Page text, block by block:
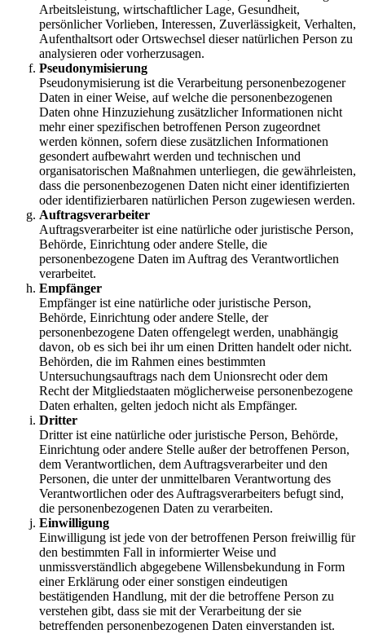
Arbeitsleistung, wirtschaftlicher Lage, Gesundheit,
persönlicher Vorlieben, Interessen, Zuverlässigkeit, Verhalten,
Aufenthaltsort oder Ortswechsel dieser natürlichen Person zu
analysieren oder vorherzusagen.
Pseudonymisierung
Pseudonymisierung ist die Verarbeitung personenbezogener
Daten in einer Weise, auf welche die personenbezogenen
Daten ohne Hinzuziehung zusätzlicher Informationen nicht
mehr einer spezifischen betroffenen Person zugeordnet
werden können, sofern diese zusätzlichen Informationen
gesondert aufbewahrt werden und technischen und
organisatorischen Maßnahmen unterliegen, die gewährleisten,
dass die personenbezogenen Daten nicht einer identifizierten
oder identifizierbaren natürlichen Person zugewiesen werden.
Auftragsverarbeiter
Auftragsverarbeiter ist eine natürliche oder juristische Person,
Behörde, Einrichtung oder andere Stelle, die
personenbezogene Daten im Auftrag des Verantwortlichen
verarbeitet.
Empfänger
Empfänger ist eine natürliche oder juristische Person,
Behörde, Einrichtung oder andere Stelle, der
personenbezogene Daten offengelegt werden, unabhängig
davon, ob es sich bei ihr um einen Dritten handelt oder nicht.
Behörden, die im Rahmen eines bestimmten
Untersuchungsauftrags nach dem Unionsrecht oder dem
Recht der Mitgliedstaaten möglicherweise personenbezogene
Daten erhalten, gelten jedoch nicht als Empfänger.
Dritter
Dritter ist eine natürliche oder juristische Person, Behörde,
Einrichtung oder andere Stelle außer der betroffenen Person,
dem Verantwortlichen, dem Auftragsverarbeiter und den
Personen, die unter der unmittelbaren Verantwortung des
Verantwortlichen oder des Auftragsverarbeiters befugt sind,
die personenbezogenen Daten zu verarbeiten.
Einwilligung
Einwilligung ist jede von der betroffenen Person freiwillig für
den bestimmten Fall in informierter Weise und
unmissverständlich abgegebene Willensbekundung in Form
einer Erklärung oder einer sonstigen eindeutigen
bestätigenden Handlung, mit der die betroffene Person zu
verstehen gibt, dass sie mit der Verarbeitung der sie
betreffenden personenbezogenen Daten einverstanden ist.